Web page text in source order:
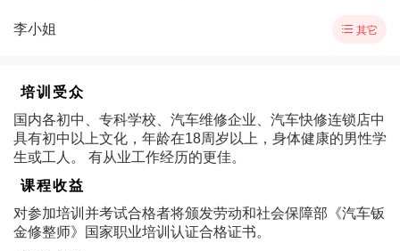
李小姐  其它
培训受众
国内各初中、专科学校、汽车维修企业、汽车快修连锁店中
具有初中以上文化，年龄在18周岁以上，身体健康的男性学
生或工人。 有从业工作经历的更佳。
课程收益
对参加培训并考试合格者将颁发劳动和社会保障部《汽车钣
金修整师》国家职业培训认证合格证书。